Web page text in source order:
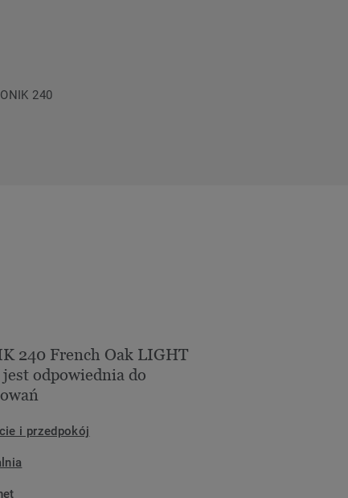
240
240 French Oak LIGHT
jest odpowiednia do
i przedpokój